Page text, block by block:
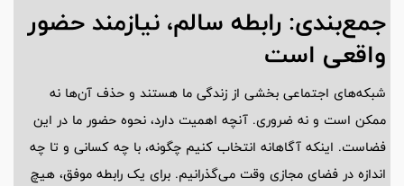
جمع‌بندی: رابطه سالم، نیازمند حضور
واقعی است
شبکه‌های اجتماعی بخشی از زندگی ما هستند و حذف آن‌ها نه
ممکن است و نه ضروری. آنچه اهمیت دارد، نحوه حضور ما در این
فضاست. اینکه آگاهانه انتخاب کنیم چگونه، با چه کسانی و تا چه
اندازه در فضای مجازی وقت می‌گذرانیم. برای یک رابطه موفق، هیچ